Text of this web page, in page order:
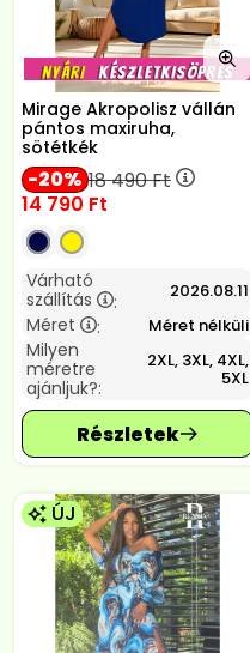
Mirage Akropolisz vállán
pántos maxiruha,
sötétkék
20 18 490Ft
14 790 Ft
Várható
szállítás
: 2026.08.11
Méret : Méret nélküli
Milyen
méretre
ajánljuk?:
2XL, 3XL, 4XL,
5XL
ÚJ